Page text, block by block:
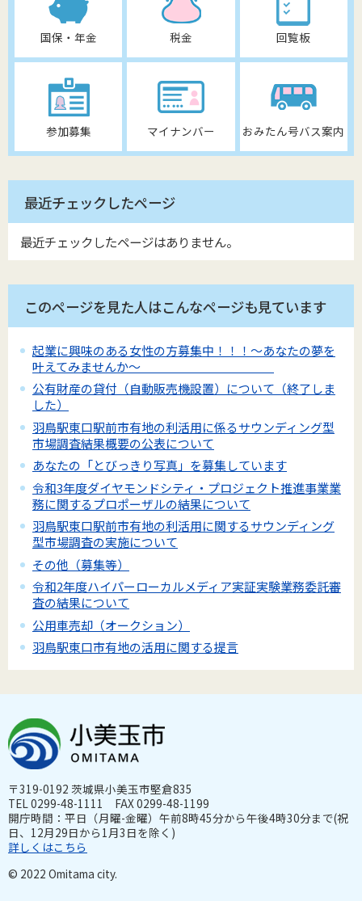
国保・年金 税金 回覧板
参加募集 マイナンバー おみたん号バス案内
最近チェックしたページ
最近チェックしたページはありません。
このページを見た人はこんなページも見ています
起業に興味のある女性の方募集中！！！～あなたの夢を
叶えてみませんか～
公有財産の貸付（自動販売機設置）について（終了しま
した）
羽鳥駅東口駅前市有地の利活用に係るサウンディング型
市場調査結果概要の公表について
あなたの「とびっきり写真」を募集しています
令和3年度ダイヤモンドシティ・プロジェクト推進事業業
務に関するプロポーザルの結果について
羽鳥駅東口駅前市有地の利活用に関するサウンディング
型市場調査の実施について
その他（募集等）
令和2年度ハイパーローカルメディア実証実験業務委託審
査の結果について
公用車売却（オークション）
羽鳥駅東口市有地の活用に関する提言
〒319-0192 茨城県小美玉市堅倉835
TEL 0299-48-1111 FAX 0299-48-1199
開庁時間：平日（月曜-金曜）午前8時45分から午後4時30分まで(祝
日、12月29日から1月3日を除く)
詳しくはこちら
© 2022 Omitama city.